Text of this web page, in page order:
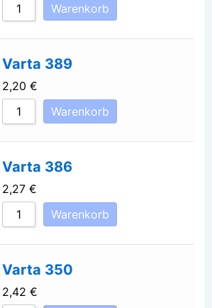
Warenkorb
Varta 389
2,20 €
Warenkorb
Varta 386
2,27 €
Warenkorb
Varta 350
2,42 €